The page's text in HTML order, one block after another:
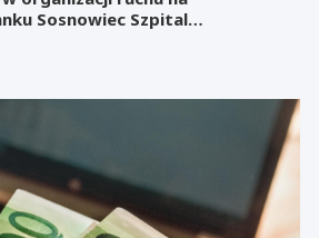
Sosnowiec Szpital